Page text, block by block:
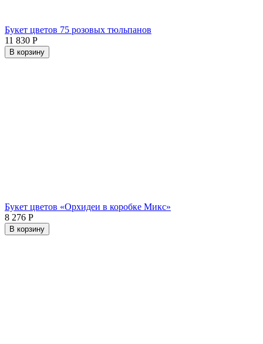
Букет цветов 75 розовых тюльпанов
11 830 Р
В корзину
Букет цветов «Орхидеи в коробке Микс»
8 276 Р
В корзину